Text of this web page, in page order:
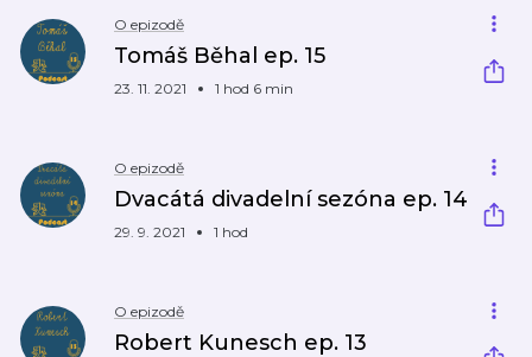
O epizodě
Tomáš Běhal ep. 15
23. 11. 2021 1 hod 6 min
O epizodě
Dvacátá divadelní sezóna ep. 14
29. 9. 2021 1 hod
O epizodě
Robert Kunesch ep. 13